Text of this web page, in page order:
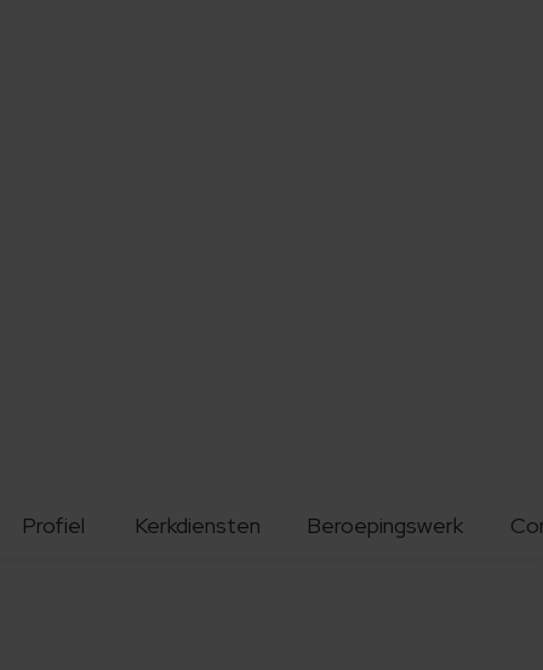
Profiel Kerkdiensten Beroepingswerk